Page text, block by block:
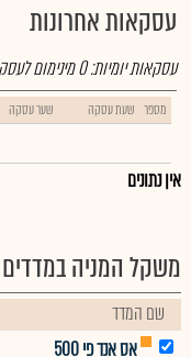
עסקאות אחרונות
עסקאות יומיות:0מינימום
מספר שעת עסקה שער עסקה
אין נתונים
משקל המניה
שם המדד
אס אנד פי 500